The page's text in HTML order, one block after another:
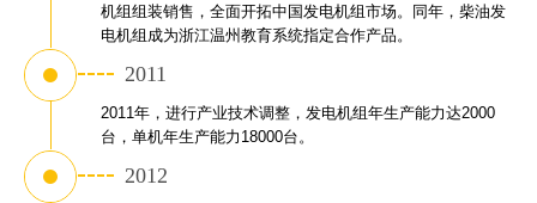
机组组装销售，全面开拓中国发电机组市场。同年，柴油发
电机组成为浙江温州教育系统指定合作产品。
2011
2011年，进行产业技术调整，发电机组年生产能力达2000
台，单机年生产能力18000台。
2012